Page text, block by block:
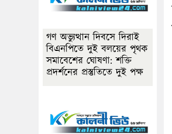
গণ অভ্যুত্থান দিবসে দিরাই
বিএনপিতে দুই বলয়ের পৃথক
সমাবেশের ঘোষণা: শক্তি
প্রদর্শনের প্রস্তুতিতে দুই পক্ষ